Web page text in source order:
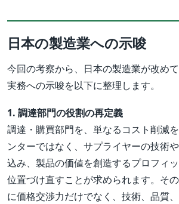
日本の製造業への示唆
今回の考察から、日本の製造業が改め
実務への示唆を以下に整理します。
1. 調達部門の役割の再定義
調達・購買部門を、単なるコスト削減
ンターではなく、サプライヤーの技術
込み、製品の価値を創造するプロフィ
位置づけ直すことが求められます。そ
に価格交渉力だけでなく、技術、品質